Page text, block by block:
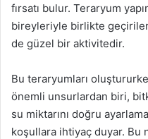
fırsatı bulur. Teraryum
bireyleriyle birlikte
de güzel bir aktivitedir.
Bu teraryumları
önemli unsurlardan biri,
su miktarını doğru
koşullara ihtiyaç duyar.